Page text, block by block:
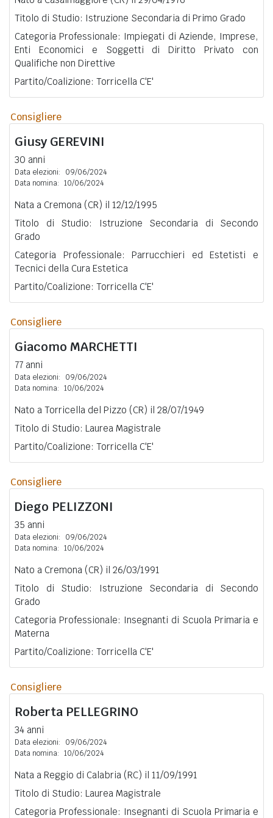
Titolo di Studio: Istruzione Secondaria di Primo Grado
Categoria Professionale: Impiegati di Aziende, Imprese,
Enti Economici e Soggetti di Diritto Privato con
Qualifiche non Direttive
Partito/Coalizione: Torricella C'E'
Consigliere
Giusy GEREVINI
30 anni
Data elezioni:
09/06/2024
Data nomina: 10/06/2024
Nata a Cremona (CR) il 12/12/1995
Titolo di Studio: Istruzione Secondaria di Secondo
Grado
Categoria Professionale: Parrucchieri ed Estetisti e
Tecnici della Cura Estetica
Partito/Coalizione: Torricella C'E'
Consigliere
Giacomo MARCHETTI
77 anni
Data elezioni:
09/06/2024
Data nomina: 10/06/2024
Nato a Torricella del Pizzo (CR) il 28/07/1949
Titolo di Studio: Laurea Magistrale
Partito/Coalizione: Torricella C'E'
Consigliere
Diego PELIZZONI
35 anni
Data elezioni:
09/06/2024
Data nomina: 10/06/2024
Nato a Cremona (CR) il 26/03/1991
Titolo di Studio: Istruzione Secondaria di Secondo
Grado
Categoria Professionale: Insegnanti di Scuola Primaria e
Materna
Partito/Coalizione: Torricella C'E'
Consigliere
Roberta PELLEGRINO
34 anni
Data elezioni:
09/06/2024
Data nomina: 10/06/2024
Nata a Reggio di Calabria (RC) il 11/09/1991
Titolo di Studio: Laurea Magistrale
Categoria Professionale: Insegnanti di Scuola Primaria e